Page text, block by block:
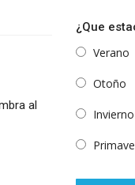
al
¿Que
Verano
Otoño
Invierno